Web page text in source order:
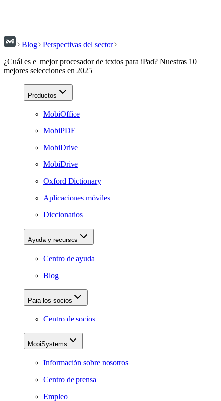
Blog
Perspectivas del sector
¿Cuál es el mejor procesador de textos para iPad? Nuestras 10
mejores selecciones en 2025
Productos
MobiOffice
MobiPDF
MobiDrive
MobiDrive
Oxford Dictionary
Aplicaciones móviles
Diccionarios
Ayuda y recursos
Centro de ayuda
Blog
Para los socios
Centro de socios
MobiSystems
Información sobre nosotros
Centro de prensa
Empleo